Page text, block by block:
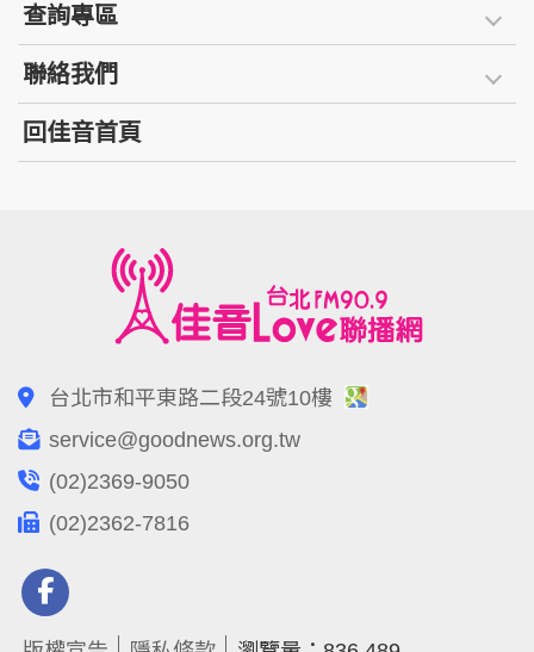
查詢專區
聯絡我們
回佳音首頁
台北市和平東路二段24號10樓
service@goodnews.org.tw
(02)2369-9050
(02)2362-7816